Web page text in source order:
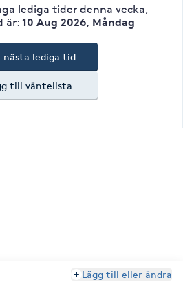
lediga tider denna vecka,
är: 10 Aug 2026, Måndag
till väntelista
nästa lediga tid
Lägg till eller ändra